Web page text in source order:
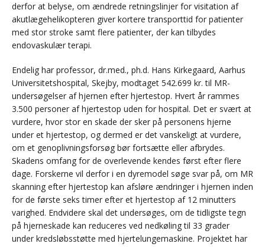
derfor at belyse, om ændrede retningslinjer for visitation af
akutlægehelikopteren giver kortere transporttid for patienter
med stor stroke samt flere patienter, der kan tilbydes
endovaskulær terapi.
Endelig har professor, dr.med., ph.d. Hans Kirkegaard, Aarhus
Universitetshospital, Skejby, modtaget 542.699 kr. til MR-
undersøgelser af hjernen efter hjertestop. Hvert år rammes
3.500 personer af hjertestop uden for hospital. Det er svært at
vurdere, hvor stor en skade der sker på personens hjerne
under et hjertestop, og dermed er det vanskeligt at vurdere,
om et genoplivningsforsøg bør fortsætte eller afbrydes.
Skadens omfang for de overlevende kendes først efter flere
dage. Forskerne vil derfor i en dyremodel søge svar på, om MR
skanning efter hjertestop kan afsløre ændringer i hjernen inden
for de første seks timer efter et hjertestop af 12 minutters
varighed. Endvidere skal det undersøges, om de tidligste tegn
på hjerneskade kan reduceres ved nedkøling til 33 grader
under kredsløbsstøtte med hjertelungemaskine. Projektet har